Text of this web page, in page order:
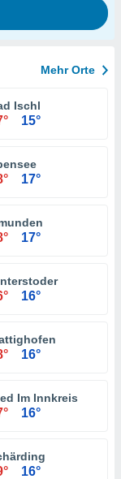
Mehr Orte
Ischl
15°
17°
17°
16°
16°
Im Innkreis
16°
16°